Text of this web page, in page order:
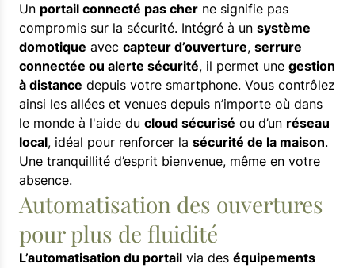
Un portail connecté pas cher ne signifie pas
compromis sur la sécurité. Intégré à un système
domotique avec capteur d’ouverture, serrure
connectée ou alerte sécurité, il permet une gestion
à distance depuis votre smartphone. Vous contrôlez
ainsi les allées et venues depuis n’importe où dans
le monde à l'aide du cloud sécurisé ou d’un réseau
local, idéal pour renforcer la sécurité de la maison.
Une tranquillité d’esprit bienvenue, même en votre
absence.
Automatisation des ouvertures
pour plus de fluidité
L’automatisation du portail via des équipements